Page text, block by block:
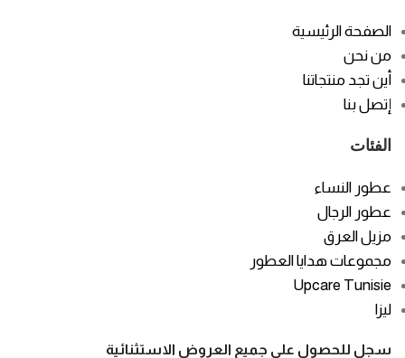
الصفحة الرئيسية
من نحن
أين تجد منتجاتنا
إتصل بنا
الفئات
عطور النساء
عطور الرجال
مزيل العرق
مجموعات هدايا العطور
Upcare Tunisie
ليزا
سجل للحصول على جميع العروض الاستثنائية